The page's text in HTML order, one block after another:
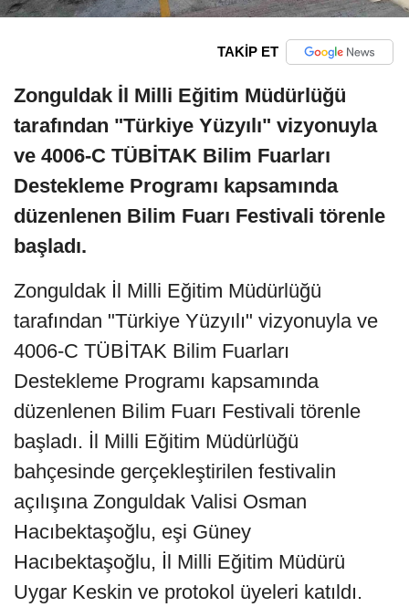
TAKİP ET
Zonguldak İl Milli Eğitim Müdürlüğü
tarafından "Türkiye Yüzyılı" vizyonuyla
ve 4006-C TÜBİTAK Bilim Fuarları
Destekleme Programı kapsamında
düzenlenen Bilim Fuarı Festivali törenle
başladı.
Zonguldak İl Milli Eğitim Müdürlüğü
tarafından "Türkiye Yüzyılı" vizyonuyla ve
4006-C TÜBİTAK Bilim Fuarları
Destekleme Programı kapsamında
düzenlenen Bilim Fuarı Festivali törenle
başladı. İl Milli Eğitim Müdürlüğü
bahçesinde gerçekleştirilen festivalin
açılışına Zonguldak Valisi Osman
Hacıbektaşoğlu, eşi Güney
Hacıbektaşoğlu, İl Milli Eğitim Müdürü
Uygar Keskin ve protokol üyeleri katıldı.